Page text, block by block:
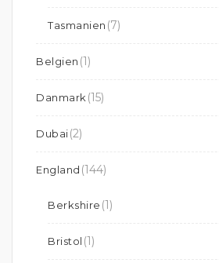
Tasmanien (7)
Belgien (1)
Danmark (15)
Dubai(2)
England (144)
Berkshire (1)
Bristol (1)